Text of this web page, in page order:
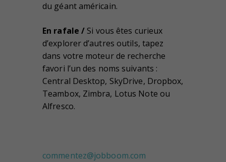
du géant américain.
En rafale / Si vous êtes curieux
d’explorer d’autres outils, tapez
dans votre moteur de recherche
favori l’un des noms suivants :
Central Desktop, SkyDrive, Dropbox,
Teambox, Zimbra, Lotus Note ou
Alfresco.
commentez@jobboom.com